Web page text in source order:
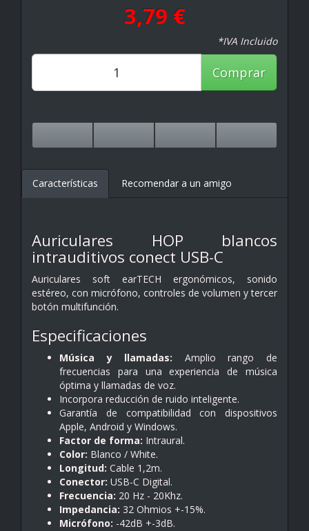
3,79 €
*IVA Incluido
Comprar
Características Recomendar a un amigo
Auriculares HOP blancos
intrauditivos conect USB-C
Auriculares soft earTECH ergonómicos, sonido
estéreo, con micrófono, controles de volumen y tercer
botón multifunción.
Especificaciones
Música y llamadas: Amplio rango de
frecuencias para una experiencia de música
óptima y llamadas de voz.
Incorpora reducción de ruido inteligente.
Garantía de compatibilidad con dispositivos
Apple, Android y Windows.
Factor de forma: Intraural.
Color: Blanco / White.
Longitud: Cable 1,2m.
Conector: USB-C Digital.
Frecuencia: 20 Hz - 20Khz.
Impedancia: 32 Ohmios +-15%.
Micrófono: -42dB +-3dB.